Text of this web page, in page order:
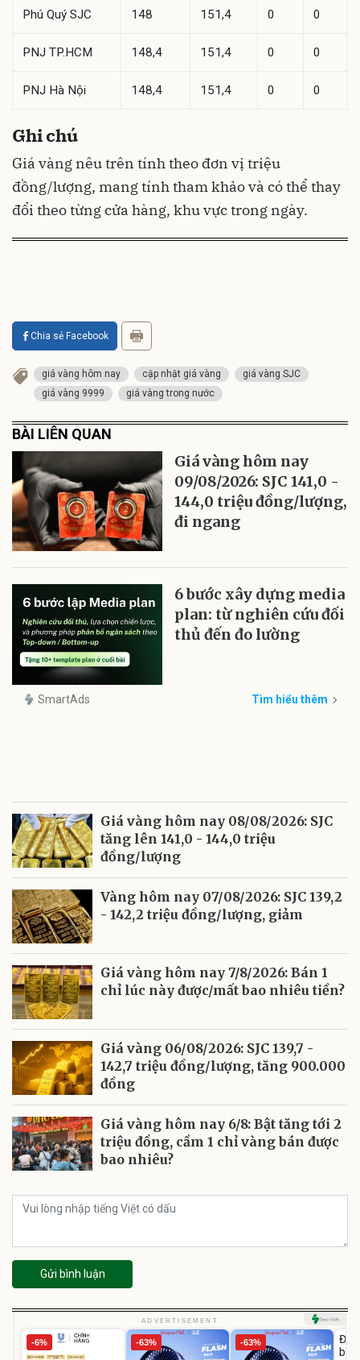
Phú Quý SJC 148 151,4 0 0
PNJ TP.HCM 148,4 151,4 0 0
PNJ Hà Nội 148,4 151,4 0 0
Ghi chú
Giá vàng nêu trên tính theo đơn vị triệu
đồng/lượng, mang tính tham khảo và có thể thay
đổi theo từng cửa hàng, khu vực trong ngày.
Chia sẻ Facebook
giá vàng hôm nay cập nhật giá vàng
giá vàng SJC
giá vàng 9999
giá vàng trong nước
BÀI LIÊN QUAN
Giá vàng hôm nay
09/08/2026: SJC 141,0 -
144,0 triệu đồng/lượng,
đi ngang
6 bước xây dựng media
plan: từ nghiên cứu đối
thủ đến đo lường
SmartAds Tìm hiểu thêm
Giá vàng hôm nay 08/08/2026: SJC
tăng lên 141,0 - 144,0 triệu
đồng/lượng
Vàng hôm nay 07/08/2026: SJC 139,2
- 142,2 triệu đồng/lượng, giảm
Giá vàng hôm nay 7/8/2026: Bán 1
chỉ lúc này được/mất bao nhiêu tiền?
Giá vàng 06/08/2026: SJC 139,7 -
142,7 triệu đồng/lượng, tăng 900.000
đồng
Giá vàng hôm nay 6/8: Bật tăng tới 2
triệu đồng, cầm 1 chỉ vàng bán được
bao nhiêu?
Gửi bình luận
ADVERTISEMENT
-6% -63% -63%
Đai
bé